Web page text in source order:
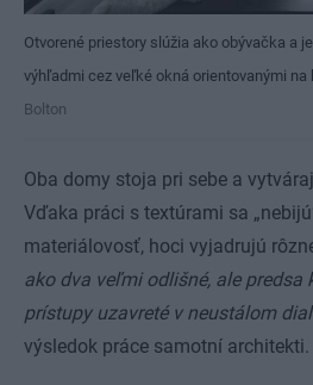
Otvorené priestory slúžia ako obývačka a
výhľadmi cez veľké okná orientovanými na
Bolton
Oba domy stoja pri sebe a
Vďaka práci s textúrami sa
materiálovosť, hoci vyjadrujú
ako dva veľmi odlišné, ale predsa
prístupy uzavreté v neustálom
výsledok práce samotní architekti.